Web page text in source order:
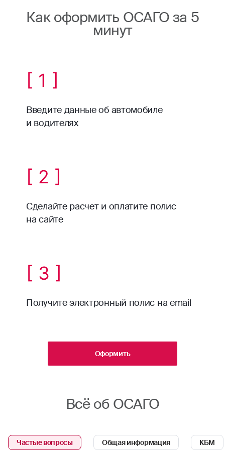
Как оформить ОСАГО за 5
минут
[ 1 ]
Введите данные об автомобиле
и водителях
[ 2 ]
Сделайте расчет и оплатите полис
на сайте
[ 3 ]
Получите электронный полис на email
Оформить
Всё об ОСАГО
Частые вопросы Общая информация КБМ